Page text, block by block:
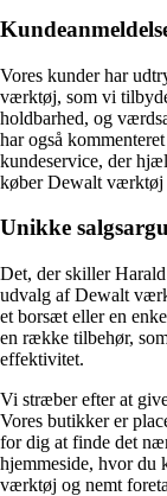
Vores kunder har
værktøj, som vi
holdbarhed, og
har også
kundeservice, der
køber Dewalt værktøj
Unikke
Det, der skiller
udvalg af Dewalt
et borsæt eller en
en række tilbehør,
effektivitet.
Vi stræber efter at
Vores butikker er
for dig at finde det
hjemmeside, hvor du
værktøj og nemt